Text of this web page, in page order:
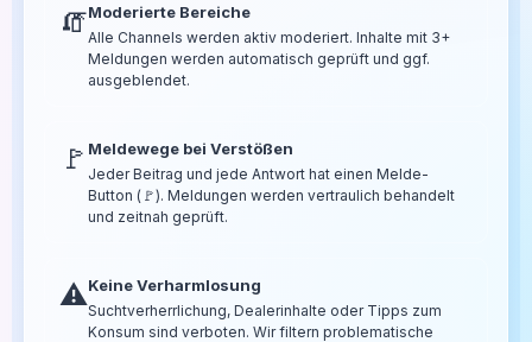
🧯Moderierte Bereiche
Alle Channels werden aktiv moderiert. Inhalte mit 3+
Meldungen werden automatisch geprüft und ggf.
ausgeblendet.
🚩 Meldewege bei Verstößen
Jeder Beitrag und jede Antwort hat einen Melde-
Button (🚩). Meldungen werden vertraulich behandelt
und zeitnah geprüft.
⚠️Keine Verharmlosung
Suchtverherrlichung, Dealerinhalte oder Tipps zum
Konsum sind verboten. Wir filtern problematische